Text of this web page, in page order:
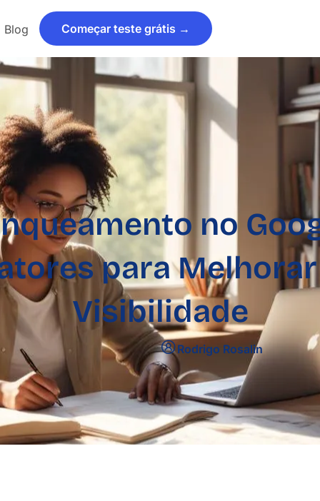
Blog Começar teste grátis →
no
para
Visibilidade
Rodrigo Rosalin